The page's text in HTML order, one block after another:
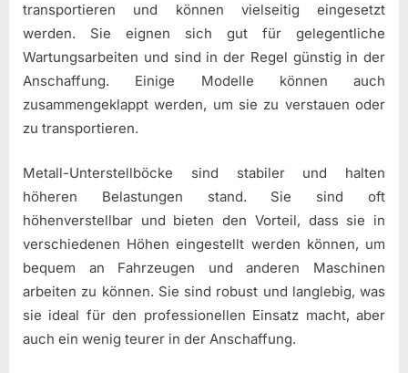
transportieren und können vielseitig eingesetzt
werden. Sie eignen sich gut für gelegentliche
Wartungsarbeiten und sind in der Regel günstig in der
Anschaffung. Einige Modelle können auch
zusammengeklappt werden, um sie zu verstauen oder
zu transportieren.
Metall-Unterstellböcke sind stabiler und halten
höheren Belastungen stand. Sie sind oft
höhenverstellbar und bieten den Vorteil, dass sie in
verschiedenen Höhen eingestellt werden können, um
bequem an Fahrzeugen und anderen Maschinen
arbeiten zu können. Sie sind robust und langlebig, was
sie ideal für den professionellen Einsatz macht, aber
auch ein wenig teurer in der Anschaffung.